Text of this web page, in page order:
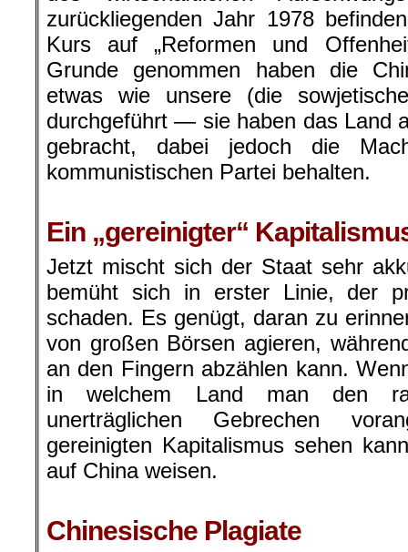
zurückliegenden Jahr 1978
Kurs auf „Reformen und
Grunde genommen haben die
etwas wie unsere (die
durchgeführt — sie haben das Land
gebracht, dabei jedoch die
kommunistischen Partei behalten.
Ein „gereinigter“
Jetzt mischt sich der Staat sehr
bemüht sich in erster Linie, der
schaden. Es genügt, daran zu
von großen Börsen agieren,
an den Fingern abzählen kann.
in welchem Land man den
unerträglichen Gebrechen
gereinigten Kapitalismus sehen
auf China weisen.
Chinesische Plagiate